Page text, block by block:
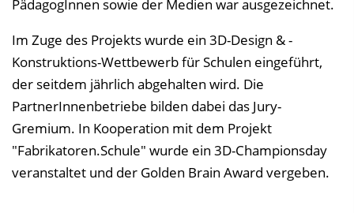
PädagogInnen sowie der Medien war ausgezeichnet.
Im Zuge des Projekts wurde ein 3D-Design & -
Konstruktions-Wettbewerb für Schulen eingeführt,
der seitdem jährlich abgehalten wird. Die
PartnerInnenbetriebe bilden dabei das Jury-
Gremium. In Kooperation mit dem Projekt
"Fabrikatoren.Schule" wurde ein 3D-Championsday
veranstaltet und der Golden Brain Award vergeben.